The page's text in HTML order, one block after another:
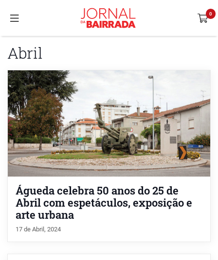
Abril
Águeda celebra 50 anos do 25 de
Abril com espetáculos, exposição e
arte urbana
17 de Abril, 2024